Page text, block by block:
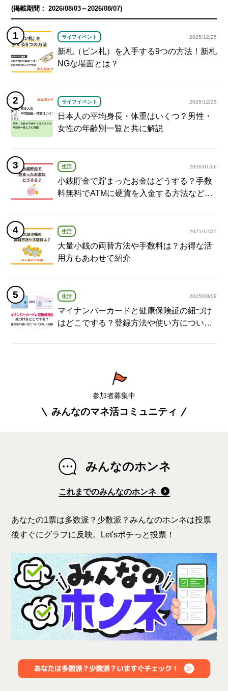
(掲載期間： 2026/08/03～2026/08/07)
ライフイベント 2025/12/25
新札（ピン札）を入手する9つの方法！新札
NGな場面とは？
ライフイベント 2025/12/25
日本人の平均身長・体重はいくつ？男性・
女性の年齢別一覧と共に解説
生活 2026/01/06
小銭貯金で貯まったお金はどうする？手数
料無料でATMに硬貨を入金する方法など紹
生活 2025/12/25
大量小銭の両替方法や手数料は？お得な活
用方もあわせて紹介
生活 2025/09/08
マイナンバーカードと健康保険証の紐づけ
はどこでする？登録方法や使い方について
参加者募集中
みんなのマネ活コミュニティ
みんなのホンネ
これまでのみんなのホンネ
あなたの1票は多数派？少数派？みんなのホンネは投票
後すぐにグラフに反映。Let'sポチっと投票！